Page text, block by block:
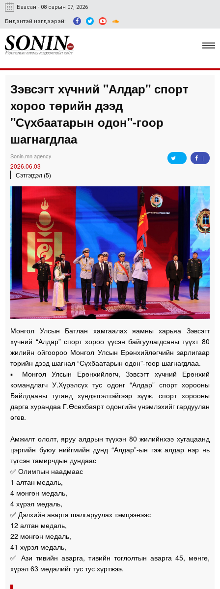
Баасан - 08 сарын 07, 2026
Бидэнтэй нэгдээрэй:
Улс төр, эдийн засаг
Гэмт хэрэг
Нийгэм, соёл
Зэвсэгт хүчний "Алдар" спорт
хороо төрийн дээд
"Сүхбаатарын одон"-гоор
шагнагдлаа
Sonin.mn agency
2026.06.03
Сэтгэгдэл (5)
Монгол Улсын Батлан хамгаалах яамны харьяа Зэвсэгт
хүчний “Алдар” спорт хороо үүсэн байгуулагдсаны түүхт 80
жилийн ойгоороо Монгол Улсын Ерөнхийлөгчийн зарлигаар
төрийн дээд шагнал “Сүхбаатарын одон”-гоор шагнагдлаа.
▪️ Монгол Улсын Ерөнхийлөгч, Зэвсэгт хүчний Ерөнхий
командлагч У.Хүрэлсүх тус одонг “Алдар” спорт хорооны
Байлдааны туганд хүндэтгэлтэйгээр зүүж, спорт хорооны
дарга хурандаа Г.Өсөхбаярт одонгийн үнэмлэхийг гардуулан
өгөв.
Амжилт ололт, яруу алдрын түүхэн 80 жилийнхээ хугацаанд
цэргийн буюу нийгмийн дунд “Алдар”-ын гэж алдар нэр нь
түгсэн тамирчдын дундаас
✅ Олимпын наадмаас
1 алтан медаль,
4 мөнгөн медаль,
4 хүрэл медаль,
✅ Дэлхийн аварга шалгаруулах тэмцээнээс
12 алтан медаль,
22 мөнгөн медаль,
41 хүрэл медаль,
✅ Ази тивийн аварга, тивийн тоглолтын аварга 45, мөнгө,
хүрэл 63 медалийг тус тус хүртжээ.